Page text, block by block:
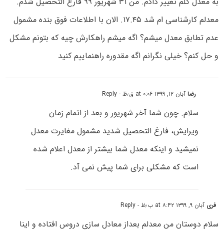
معدلم کارشناسی ام شد ۱۷.۴۵. الان با اطلاعات فوق بنده مشمول
عدم تطابق معدل میشم؟ اگه میشم راهکارش چیه که بتونم مشکل
و حل کنم؟ خیلی نگرانم اگه مقدوره راهنماییم کنید
رضاآبان ۱۲, ۱۳۹۹ at ۰:۰۶ ق٫ظ - Reply
سلام. چون شما آخر شهریور و بعد از اتمام زمان
ویرایش، فارغ التحصیل شدید مشمول مغایرت معدل
نمیشید و اینکه معدل شما بیشتر از معدل اعلام شده
است که مشکلی برای شما پیش نمی آد.
فری آبان ۹, ۱۳۹۹ at ۸:۴۲ ب٫ظ - Reply
سلام دوستان من معدلم بعداز معادل سازی دروس افتاده و اینا